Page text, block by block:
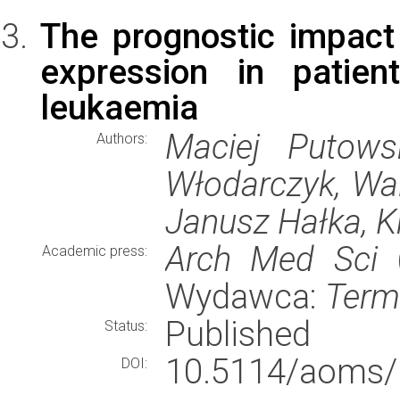
The prognostic
expression in
leukaemia
Authors:
Maciej
Włodarczyk,
Janusz Hałka,
Academic press: Arch Med Sci
Wydawca:
Status: Published
DOI:
10.5114/